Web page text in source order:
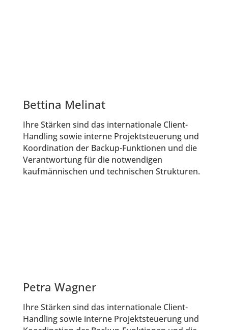
Bettina Melinat
Ihre Stärken sind das internationale Client-
Handling sowie interne Projektsteuerung und
Koordination der Backup-Funktionen und die
Verantwortung für die notwendigen
kaufmännischen und technischen Strukturen.
Petra Wagner
Ihre Stärken sind das internationale Client-
Handling sowie interne Projektsteuerung und